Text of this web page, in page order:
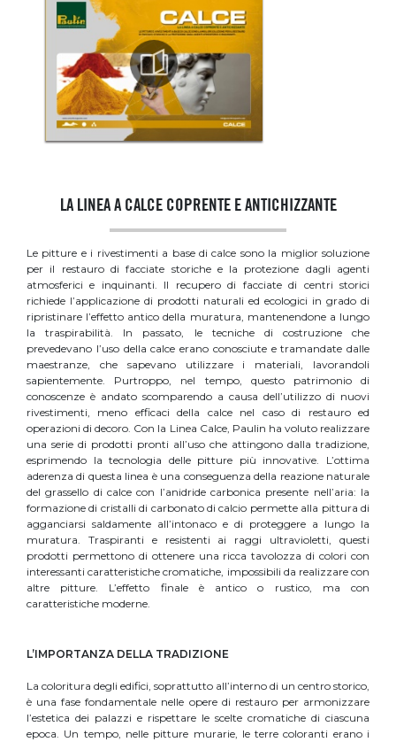
LA LINEA A CALCE COPRENTE E ANTICHIZZANTE
Le pitture e i rivestimenti a base di calce sono la miglior soluzione
per il restauro di facciate storiche e la protezione dagli agenti
atmosferici e inquinanti. Il recupero di facciate di centri storici
richiede l’applicazione di prodotti naturali ed ecologici in grado di
ripristinare l’effetto antico della muratura, mantenendone a lungo
la traspirabilità. In passato, le tecniche di costruzione che
prevedevano l’uso della calce erano conosciute e tramandate dalle
maestranze, che sapevano utilizzare i materiali, lavorandoli
sapientemente. Purtroppo, nel tempo, questo patrimonio di
conoscenze è andato scomparendo a causa dell’utilizzo di nuovi
rivestimenti, meno efficaci della calce nel caso di restauro ed
operazioni di decoro. Con la Linea Calce, Paulin ha voluto realizzare
una serie di prodotti pronti all’uso che attingono dalla tradizione,
esprimendo la tecnologia delle pitture più innovative. L’ottima
aderenza di questa linea è una conseguenza della reazione naturale
del grassello di calce con l’anidride carbonica presente nell’aria: la
formazione di cristalli di carbonato di calcio permette alla pittura di
agganciarsi saldamente all’intonaco e di proteggere a lungo la
muratura. Traspiranti e resistenti ai raggi ultravioletti, questi
prodotti permettono di ottenere una ricca tavolozza di colori con
interessanti caratteristiche cromatiche, impossibili da realizzare con
altre pitture. L’effetto finale è antico o rustico, ma con
caratteristiche moderne.
L’IMPORTANZA DELLA TRADIZIONE
La coloritura degli edifici, soprattutto all’interno di un centro storico,
è una fase fondamentale nelle opere di restauro per armonizzare
l’estetica dei palazzi e rispettare le scelte cromatiche di ciascuna
epoca. Un tempo, nelle pitture murarie, le terre coloranti erano i